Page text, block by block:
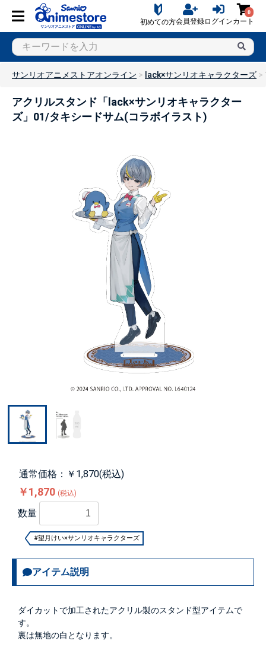
初めての方会員登録ログイン
0
カート
サンリオアニメストアオンライン lack×サンリオキャラクターズ
アクリルスタンド「lack×サンリオキャラクター
ズ」01/タキシードサム(コラボイラスト)
通常価格：￥1,870(税込)
￥1,870 (税込)
数量
#望月けい×サンリオキャラクターズ
アイテム説明
ダイカットで加工されたアクリル製のスタンド型アイテムで
す。
裏は無地の白となります。